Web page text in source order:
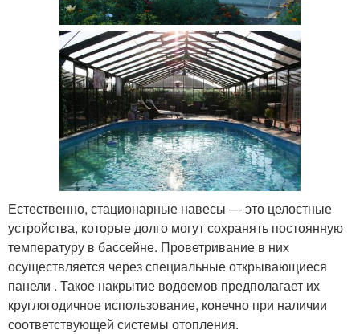
Естественно, стационарные навесы — это целостные
устройства, которые долго могут сохранять постоянную
температуру в бассейне. Проветривание в них
осуществляется через специальные открывающиеся
панели . Такое накрытие водоемов предполагает их
круглогодичное использование, конечно при наличии
соответствующей системы отопления.